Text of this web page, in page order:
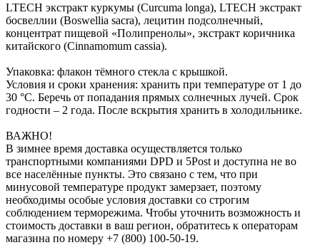
LTECH экстракт куркумы (Curcuma longa), LTECH экстракт
босвеллии (Boswellia sacra), лецитин подсолнечный,
концентрат пищевой «Полипренолы», экстракт коричника
китайского (Cinnamomum cassia).
Упаковка: флакон тёмного стекла с крышкой.
Условия и сроки хранения: хранить при температуре от 1 до
30 °С. Беречь от попадания прямых солнечных лучей. Срок
годности – 2 года. После вскрытия хранить в холодильнике.
ВАЖНО!
В зимнее время доставка осуществляется только
транспортными компаниями DPD и 5Post и доступна не во
все населённые пункты. Это связано с тем, что при
минусовой температуре продукт замерзает, поэтому
необходимы особые условия доставки со строгим
соблюдением терморежима. Чтобы уточнить возможность и
стоимость доставки в ваш регион, обратитесь к операторам
магазина по номеру +7 (800) 100-50-19.